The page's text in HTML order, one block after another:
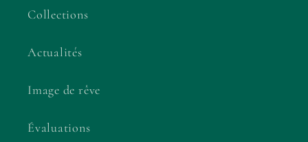
Collections
Actualités
Image de rêve
Évaluations